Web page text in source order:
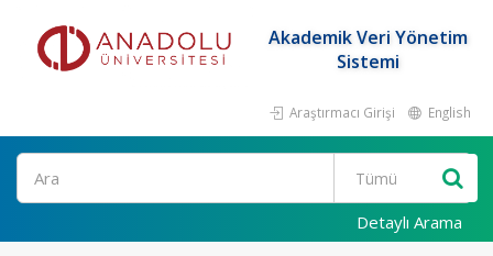
Akademik Veri Yönetim
Sistemi
Araştırmacı Girişi English
Ara
Detaylı Arama